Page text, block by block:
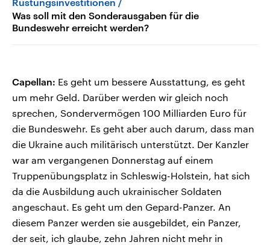
Was soll mit den Sonderausgaben für die
Bundeswehr erreicht werden?
Capellan: Es geht um bessere Ausstattung, es geht
um mehr Geld. Darüber werden wir gleich noch
sprechen, Sondervermögen 100 Milliarden Euro für
die Bundeswehr. Es geht aber auch darum, dass man
die Ukraine auch militärisch unterstützt. Der Kanzler
war am vergangenen Donnerstag auf einem
Truppenübungsplatz in Schleswig-Holstein, hat sich
da die Ausbildung auch ukrainischer Soldaten
angeschaut. Es geht um den Gepard-Panzer. An
diesem Panzer werden sie ausgebildet, ein Panzer,
der seit, ich glaube, zehn Jahren nicht mehr in